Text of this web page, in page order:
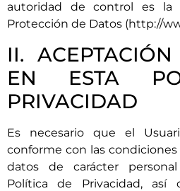
autoridad de control es la
Protección de Datos (http://
II.
EN ESTA
PRIVACIDAD
Es necesario que el
conforme con las
datos de carácter
Política de Privacidad,